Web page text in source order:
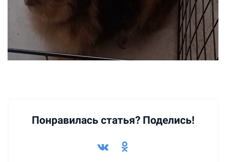
Понравилась статья? Поделись!